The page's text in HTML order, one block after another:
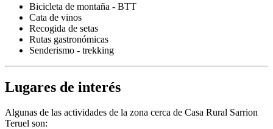
Bicicleta de montaña - BTT
Cata de vinos
Recogida de setas
Rutas gastronómicas
Senderismo - trekking
Lugares de interés
Algunas de las actividades de la zona cerca de Casa Rural Sarrion
Teruel son: